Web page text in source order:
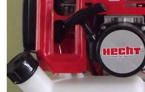
UCP 207 = SGC 207 (ZVL)